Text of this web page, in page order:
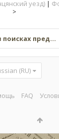
уезд) |
>
(RU)
FAQ